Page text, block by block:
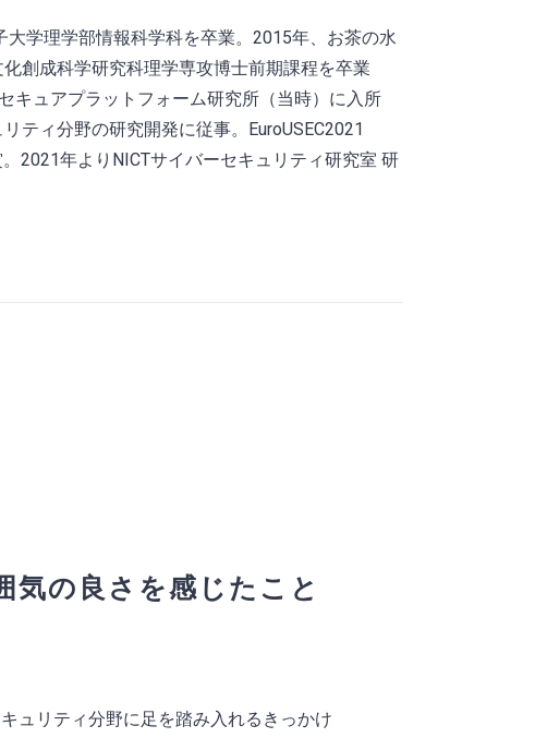
大学理学部情報科学科を卒業。2015年、お茶の水
創成科学研究科理学専攻博士前期課程を卒業
キュアプラットフォーム研究所（当時）に入所
ティ分野の研究開発に従事。EuroUSEC2021
2021年よりNICTサイバーセキュリティ研究室 研
気の良さを感じたこと
ュリティ分野に足を踏み入れるきっかけ